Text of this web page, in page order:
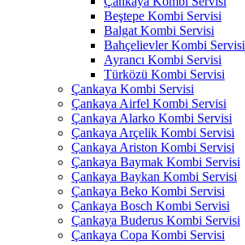
Beştepe Kombi Servisi
Balgat Kombi Servisi
Bahçelievler Kombi Servisi
Ayrancı Kombi Servisi
Türközü Kombi Servisi
Çankaya Kombi Servisi
Çankaya Airfel Kombi Servisi
Çankaya Alarko Kombi Servisi
Çankaya Arçelik Kombi Servisi
Çankaya Ariston Kombi Servisi
Çankaya Baymak Kombi Servisi
Çankaya Baykan Kombi Servisi
Çankaya Beko Kombi Servisi
Çankaya Bosch Kombi Servisi
Çankaya Buderus Kombi Servisi
Çankaya Copa Kombi Servisi